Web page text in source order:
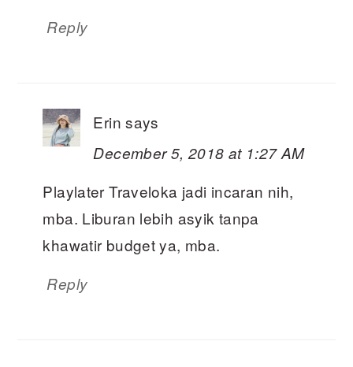
Reply
Erin says
December 5, 2018 at 1:27 AM
Playlater Traveloka jadi incaran nih,
mba. Liburan lebih asyik tanpa
khawatir budget ya, mba.
Reply